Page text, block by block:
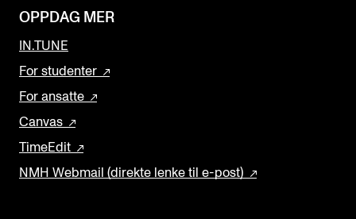
OPPDAG MER
IN.TUNE
For studenter
For ansatte
Canvas
TimeEdit
NMH Webmail (direkte lenke til e-post)